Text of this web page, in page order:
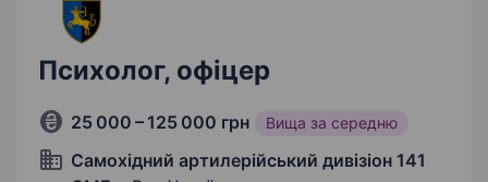
Психолог, офіцер
25 000 – 125 000 грн Вища за середню
Самохідний артилерійський дивізіон 141